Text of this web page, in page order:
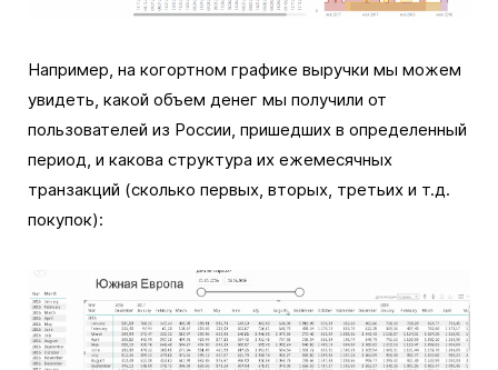
Например, на когортном графике выручки мы можем
увидеть, какой объем денег мы получили от
пользователей из России, пришедших в определенный
период, и какова структура их ежемесячных
транзакций (сколько первых, вторых, третьих и т.д.
покупок):